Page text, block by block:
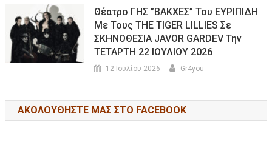
Θέατρο ΓΗΣ ”ΒΑΚΧΕΣ” Του ΕΥΡΙΠΙΔΗ
Με Τους THE TIGER LILLIES Σε
ΣΚΗΝΟΘΕΣΙΑ JAVOR GARDEV Την
ΤΕΤΑΡΤΗ 22 ΙΟΥΛΙΟΥ 2026
12 Ιουλίου 2026 Gr4you
ΑΚΟΛΟΥΘΉΣΤΕ ΜΑΣ ΣΤΟ FACEBOOK